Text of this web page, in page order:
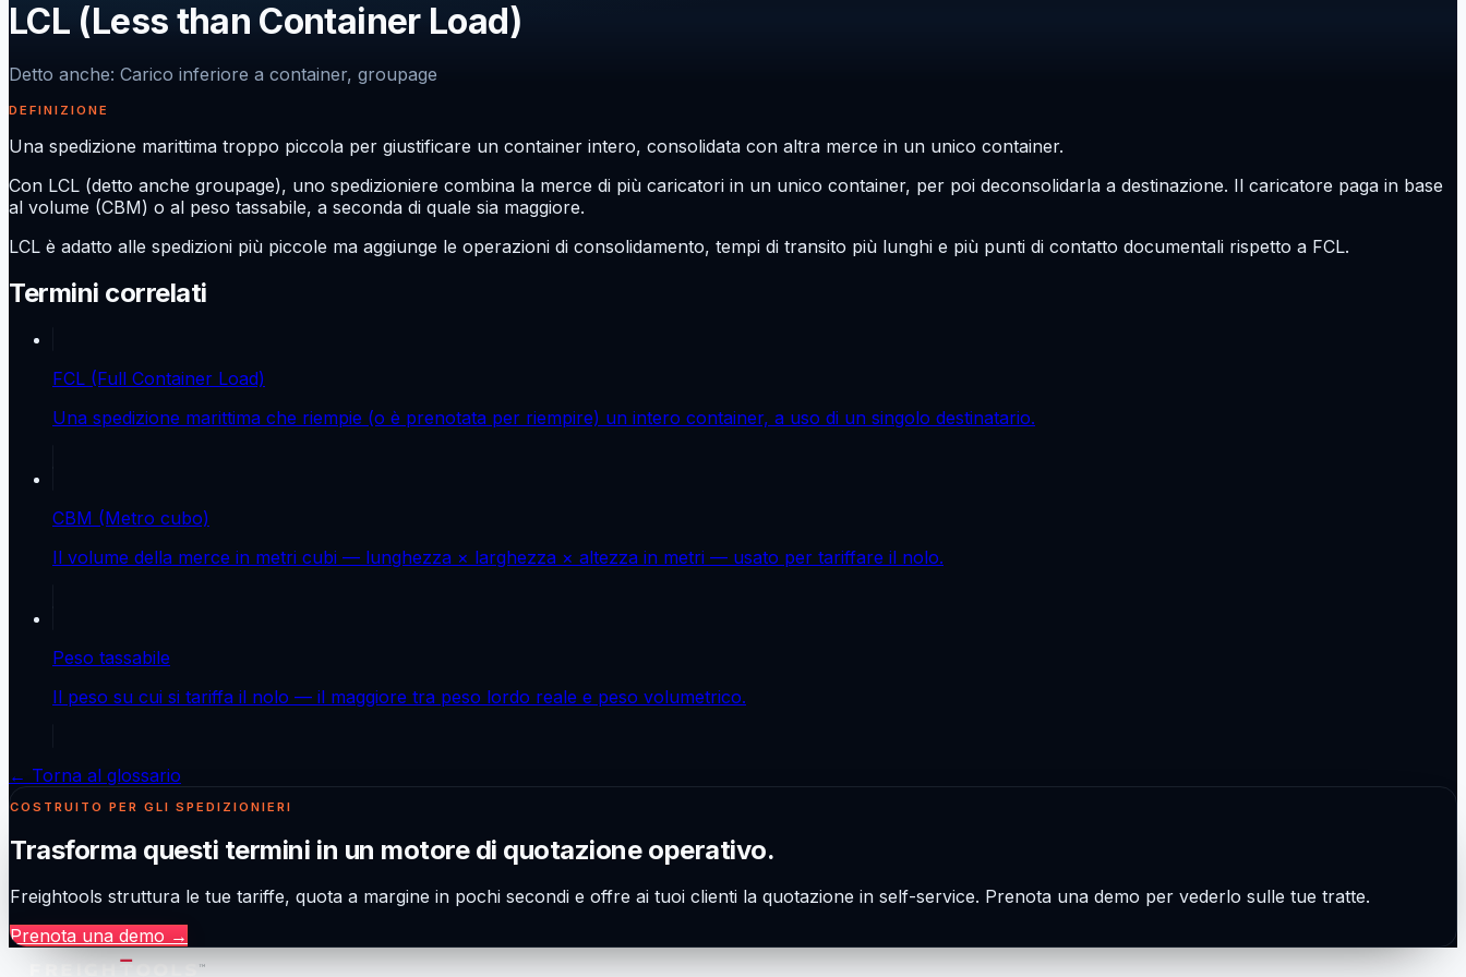
LCL (Less than Container Load)
Detto anche: Carico inferiore a container, groupage
DEFINIZIONE
Una spedizione marittima troppo piccola per giustificare un container intero, consolidata con altra merce in un unico container.
Con LCL (detto anche groupage), uno spedizioniere combina la merce di più caricatori in un unico container, per poi deconsolidarla a destinazione. Il caricatore paga in base
al volume (CBM) o al peso tassabile, a seconda di quale sia maggiore.
LCL è adatto alle spedizioni più piccole ma aggiunge le operazioni di consolidamento, tempi di transito più lunghi e più punti di contatto documentali rispetto a FCL.
Termini correlati
FCL (Full Container Load)
Una spedizione marittima che riempie (o è prenotata per riempire) un intero container, a uso di un singolo destinatario.
CBM (Metro cubo)
Il volume della merce in metri cubi — lunghezza × larghezza × altezza in metri — usato per tariffare il nolo.
Peso tassabile
Il peso su cui si tariffa il nolo — il maggiore tra peso lordo reale e peso volumetrico.
← Torna al glossario
COSTRUITO PER GLI SPEDIZIONIERI
Trasforma questi termini in un motore di quotazione operativo.
Freightools struttura le tue tariffe, quota a margine in pochi secondi e offre ai tuoi clienti la quotazione in self-service. Prenota una demo per vederlo sulle tue tratte.
Prenota una demo →